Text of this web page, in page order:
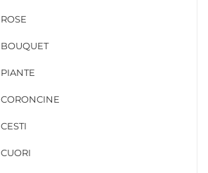
ROSE
BOUQUET
PIANTE
CORONCINE
CESTI
CUORI